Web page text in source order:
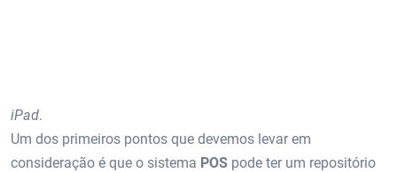
iPad.
Um dos primeiros pontos que devemos levar em
consideração é que o sistema POS pode ter um repositório